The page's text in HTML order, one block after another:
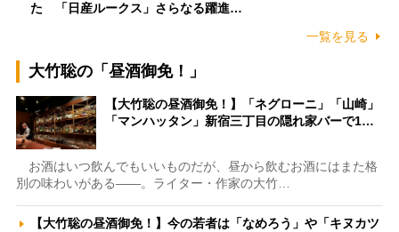
た 「日産ルークス」さらなる躍進…
一覧を見る
大竹聡の「昼酒御免！」
【大竹聡の昼酒御免！】「ネグローニ」「山崎」
「マンハッタン」新宿三丁目の隠れ家バーで1…
お酒はいつ飲んでもいいものだが、昼から飲むお酒にはまた格
別の味わいがある――。ライター・作家の大竹…
【大竹聡の昼酒御免！】今の若者は「なめろう」や「キヌカツ